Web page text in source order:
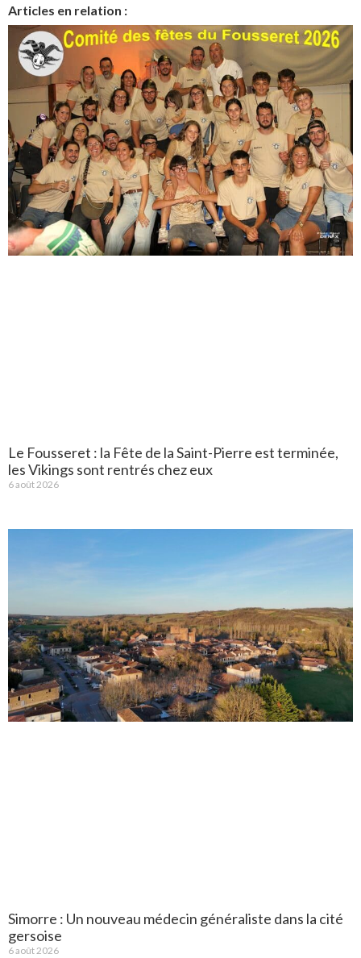
Articles en relation :
Le Fousseret : la Fête de la Saint-Pierre est terminée,
les Vikings sont rentrés chez eux
6 août 2026
Simorre : Un nouveau médecin généraliste dans la cité
gersoise
6 août 2026